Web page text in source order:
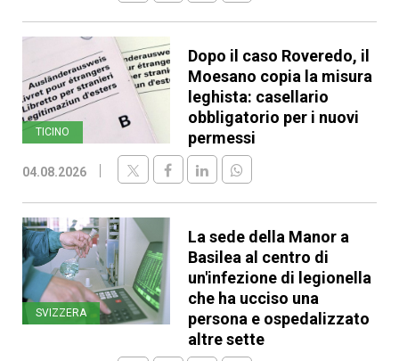
TICINO
Dopo il caso Roveredo, il
Moesano copia la misura
leghista: casellario
obbligatorio per i nuovi
permessi
04.08.2026
SVIZZERA
La sede della Manor a
Basilea al centro di
un'infezione di legionella
che ha ucciso una
persona e ospedalizzato
altre sette